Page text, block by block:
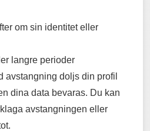
om sin identitet eller
langre perioder
avstangning doljs din profil
dina data bevaras. Du kan
avstangningen eller